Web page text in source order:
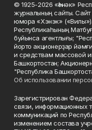
© 1925-2026 «Һәнәк»
журналының сайты.
юмора «Хэнэк»
Республикаһының
буйынса агентлығы;
йорто акционерҙар
и средствам массовой
Башкортостан;
"Республика
Об использовании
Зарегистрирован
связи, информационных
коммуникаций по
изменением состава